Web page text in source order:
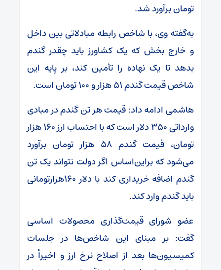
تومان برآورد شد.
به‌گفته وی، با شاخص رابطه مبادلاتی بین داخل
و خارج بخش که یک کشاورز باید چقدر گندم
بدهد تا یک نهاده را تأمین کند، بر پایه این
شاخص قیمت گندم ۵۱ هزار و ۱۰۰ تومان است.
هاشمی ادامه داد: قیمت هر تن گندم در مبادی
وارداتی ۳۵۰ دلار است که با احتساب ارز ۱۶۰ هزار
تومان، قیمت گندم ۵۸ هزار تومان برآورد
می‌شود که براین‌اساس اگر دولت نتواند یک تن
گندم اضافه خریداری کند با دلار ۱۶۰هزارتومانی
باید گندم وارد کند.
عضو شورای قیمت‌گذاری محصولات اساسی
گفت: بر مبنای این شاخص‌ها در جلسات
کمیسیون‌ها بعد از اصلاح نرخ ارز و اخیراً در